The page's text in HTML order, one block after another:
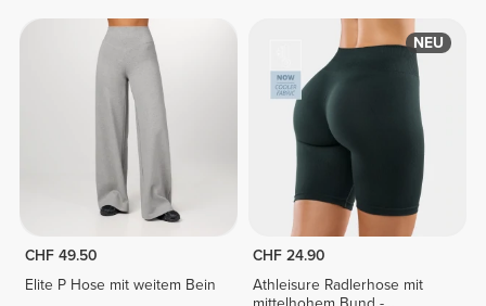
CHF 49.50
Elite P Hose mit weitem Bein
NEU
CHF 24.90
Athleisure Radlerhose mit